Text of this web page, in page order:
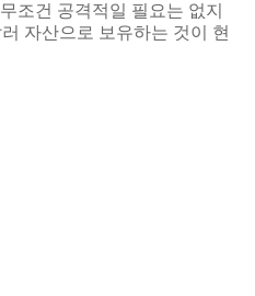
조건 공격적일 필요는 없지
자산으로 보유하는 것이 현